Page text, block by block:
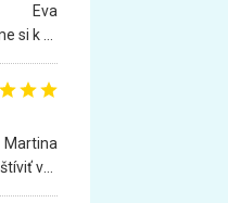
Eva
Martina